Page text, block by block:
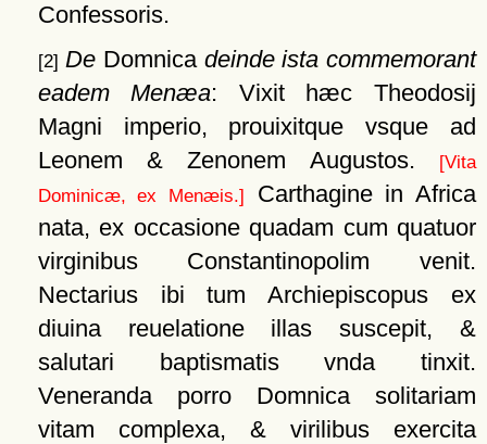
Confessoris.
[2] De Domnica deinde ista commemorant
eadem Menæa: Vixit hæc Theodosij
Magni imperio, prouixitque vsque ad
Leonem & Zenonem Augustos.
[Vita
Dominicæ, ex Menæis.]
Carthagine in Africa
nata, ex occasione quadam cum quatuor
virginibus Constantinopolim venit.
Nectarius ibi tum Archiepiscopus ex
diuina reuelatione illas suscepit, &
salutari baptismatis vnda tinxit.
Veneranda porro Domnica solitariam
vitam complexa, & virilibus exercita